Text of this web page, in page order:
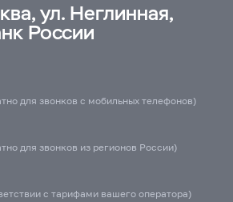
ул. Неглинная,
России
для звонков с мобильных телефонов)
для звонков из регионов России)
с тарифами вашего оператора)